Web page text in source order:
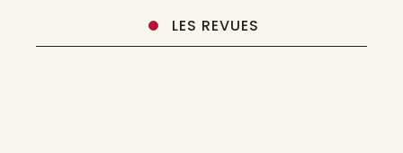
LES REVUES